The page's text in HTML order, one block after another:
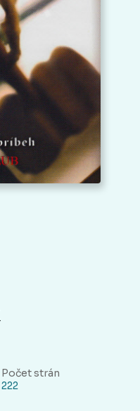
Počet strán
222